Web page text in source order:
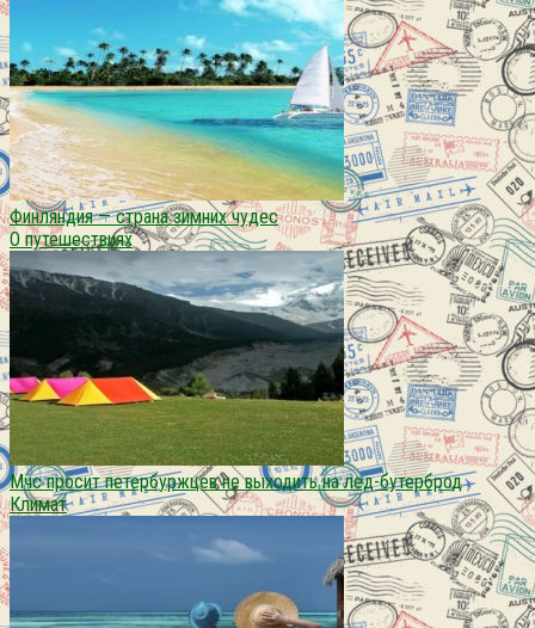
Финляндия — страна зимних чудес
О путешествиях
Мчс просит петербуржцев не выходить на лед-бутерброд
Климат